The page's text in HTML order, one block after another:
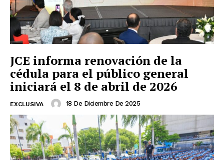
JCE informa renovación de la
cédula para el público general
iniciará el 8 de abril de 2026
EXCLUSIVA 18 De Diciembre De 2025